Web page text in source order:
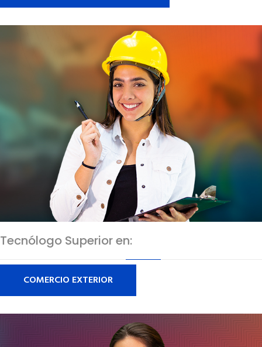
Tecnólogo Superior en:
COMERCIO EXTERIOR